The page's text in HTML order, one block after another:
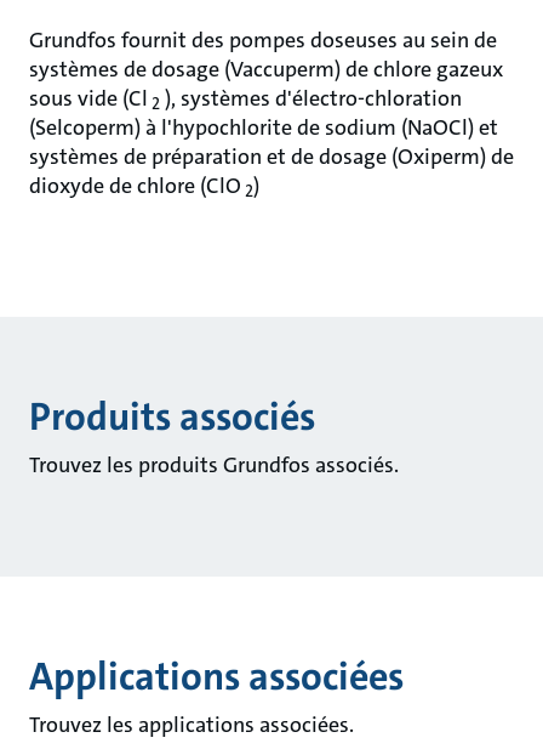
Grundfos fournit des pompes doseuses au sein de
systèmes de dosage (Vaccuperm) de chlore gazeux
sous vide (Cl 2 ), systèmes d'électro-chloration
(Selcoperm) à l'hypochlorite de sodium (NaOCl) et
systèmes de préparation et de dosage (Oxiperm) de
dioxyde de chlore (ClO 2)
Produits associés
Trouvez les produits Grundfos associés.
Applications associées
Trouvez les applications associées.